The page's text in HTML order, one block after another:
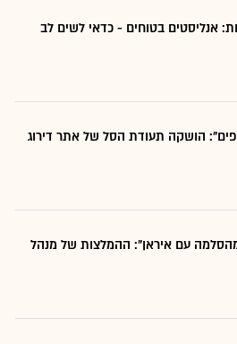
אנליסטים בטוחים - כדאי לשים לב
הושקה תעודת הסל של אתר דירוג
עם איראן": ההמלצות של מנהל